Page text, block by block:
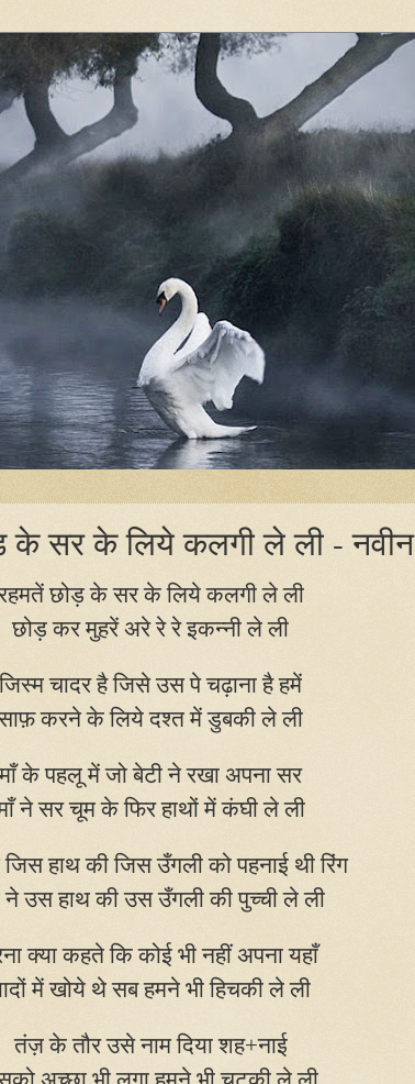
के सर के लिये कलगी ले ली - नवीन
छोड़ के सर के लिये कलगी ले ली
छोड़ कर मुहरें अरे रे रे इकन्नी ले ली
जिस्म चादर है जिसे उस पे चढ़ाना है हमें
करने के लिये दश्त में डुबकी ले ली
माँ के पहलू में जो बेटी ने रखा अपना सर
ने सर चूम के फिर हाथों में कंघी ले ली
हाथ की जिस उँगली को पहनाई थी रिंग
ने उस हाथ की उस उँगली की पुच्ची ले ली
क्या कहते कि कोई भी नहीं अपना यहाँ
में खोये थे सब हमने भी हिचकी ले ली
तंज़ के तौर उसे नाम दिया शह+नाई